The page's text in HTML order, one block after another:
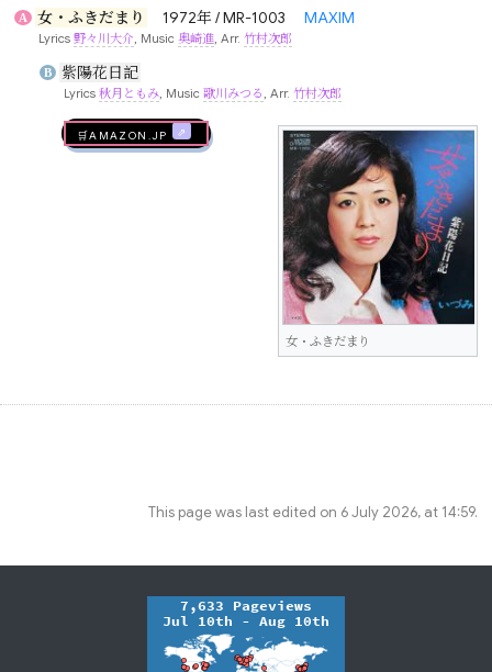
A 女・ふきだまり 1972年 / MR-1003 MAXIM
Lyrics野々川大介, Music奥崎進, Arr.竹村次郎
B 紫陽花日記
Lyrics 秋月ともみ, Music 歌川みつる , Arr. 竹村次郎
女・ふきだまり
🛒AMAZON.jp
This page was last edited on 6 July 2026, at 14:59.